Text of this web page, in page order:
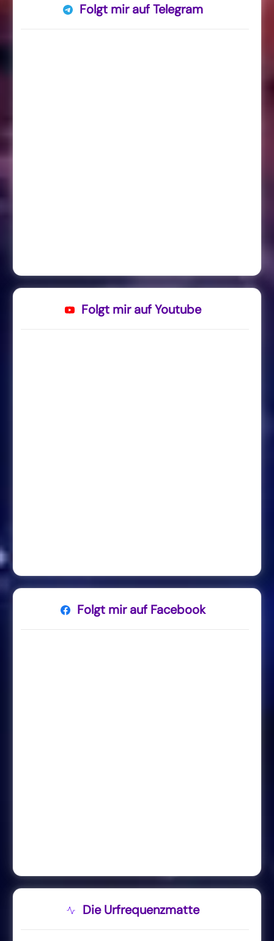
Folgt mir auf Telegram
Folgt mir auf Youtube
Folgt mir auf Facebook
Die Urfrequenzmatte